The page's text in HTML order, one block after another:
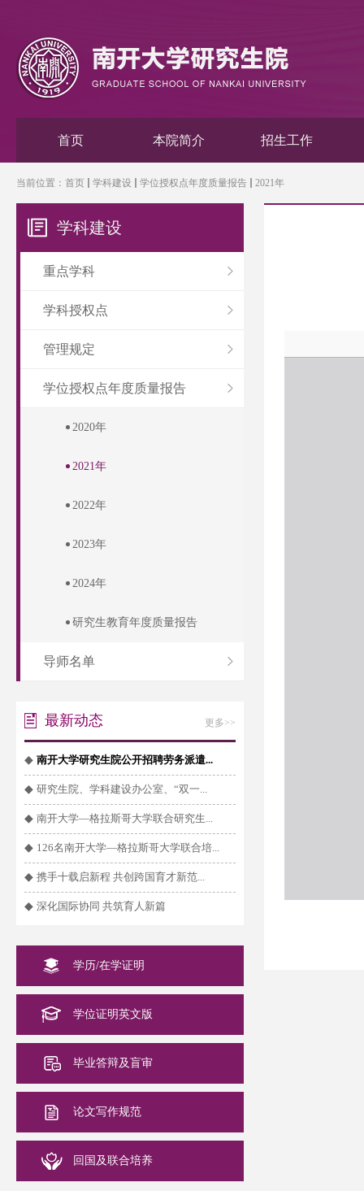
首页 本院简介 招生工作
当前位置： 首页 学科建设 学位授权点年度质量报告 2021年
学科建设
重点学科
学科授权点
管理规定
学位授权点年度质量报告
2020年
2021年
2022年
2023年
2024年
研究生教育年度质量报告
导师名单
最新动态 更多>>
◆ 南开大学研究生院公开招聘劳务派遣...
◆ 研究生院、学科建设办公室、“双一...
◆ 南开大学—格拉斯哥大学联合研究生...
◆ 126名南开大学—格拉斯哥大学联合培...
◆ 携手十载启新程 共创跨国育才新范...
◆ 深化国际协同 共筑育人新篇
学历/在学证明
学位证明英文版
毕业答辩及盲审
论文写作规范
回国及联合培养